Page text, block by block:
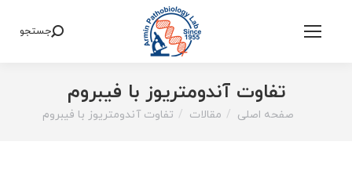
Search:
جستجو
تفاوت آندومتریوز با فیبروم
You are here:
صفحه اصلی مقالات تفاوت آندومتریوز با فیبروم